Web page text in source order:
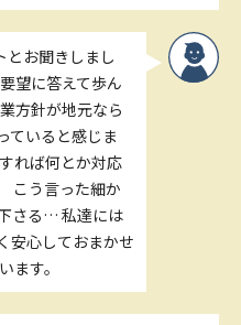
とお聞きしまし
望に答えて歩ん
方針が地元なら
ていると感じま
れば何とか対応
こう言った細か
さる… 私達には
安心しておまかせ
ます。